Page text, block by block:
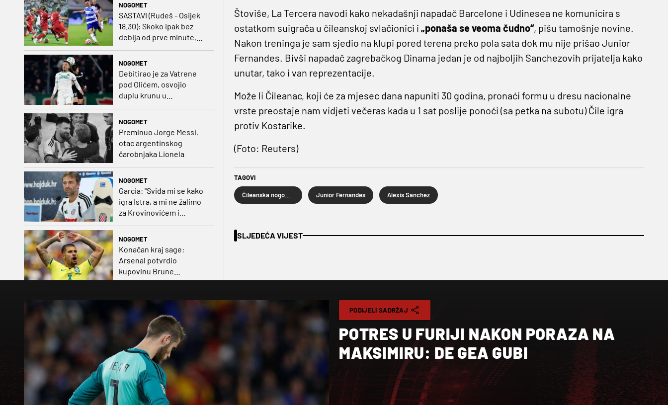
NOGOMET
SASTAVI (Rudeš - Osijek
18.30): Skoko ipak bez
debija od prve minute,
prvo kolo
NOGOMET
Debitirao je za Vatrene
pod Olićem, osvojio
duplu krunu u
NOGOMET
Preminuo Jorge Messi,
otac argentinskog
čarobnjaka Lionela
NOGOMET
Garcia: "Sviđa mi se kako
igra Istra, a mi ne žalimo
za Krovinovićem i
NOGOMET
Konačan kraj sage:
Arsenal potvrdio
kupovinu Brune
Guimaraesa
Štoviše, La Tercera navodi kako nekadašnji napadač Barcelone i Udinesea ne komunicira s
ostatkom suigrača u čileanskoj svlačionici i „ponaša se veoma čudno“, pišu tamošnje novine.
Nakon treninga je sam sjedio na klupi pored terena preko pola sata dok mu nije prišao Junior
Fernandes. Bivši napadač zagrebačkog Dinama jedan je od najboljih Sanchezovih prijatelja kako
unutar, tako i van reprezentacije.
Može li Čileanac, koji će za mjesec dana napuniti 30 godina, pronaći formu u dresu nacionalne
vrste preostaje nam vidjeti večeras kada u 1 sat poslije ponoći (sa petka na subotu) Čile igra
protiv Kostarike.
(Foto: Reuters)
TAGOVI
Čileanska nogometna reprezentacija Junior Fernandes Alexis Sanchez
SLJEDEĆA VIJEST
PODIJELI SADRŽAJ
POTRES U FURIJI NAKON PORAZA NA
MAKSIMIRU: DE GEA GUBI